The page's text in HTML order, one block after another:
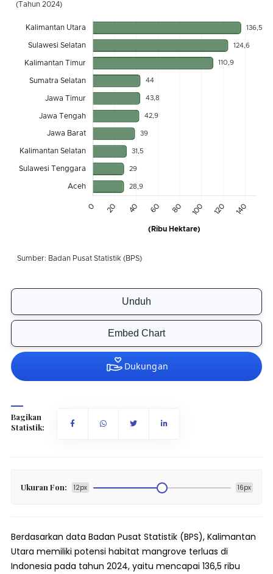
(Tahun 2024)
Unduh
Embed Chart
Bagikan
Statistik:
Ukuran Fon: 12px 16px
Berdasarkan data Badan Pusat Statistik (BPS), Kalimantan
Utara memiliki potensi habitat mangrove terluas di
Indonesia pada tahun 2024, yaitu mencapai 136,5 ribu